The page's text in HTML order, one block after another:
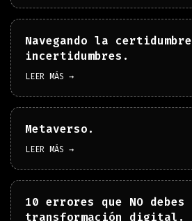
Navegando la
incertidumbres.
LEER MÁS →
Metaverso.
LEER MÁS →
10 errores que NO
transformación digital.